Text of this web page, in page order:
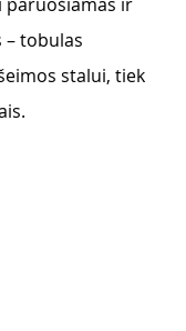
– tobulas
stalui, tiek